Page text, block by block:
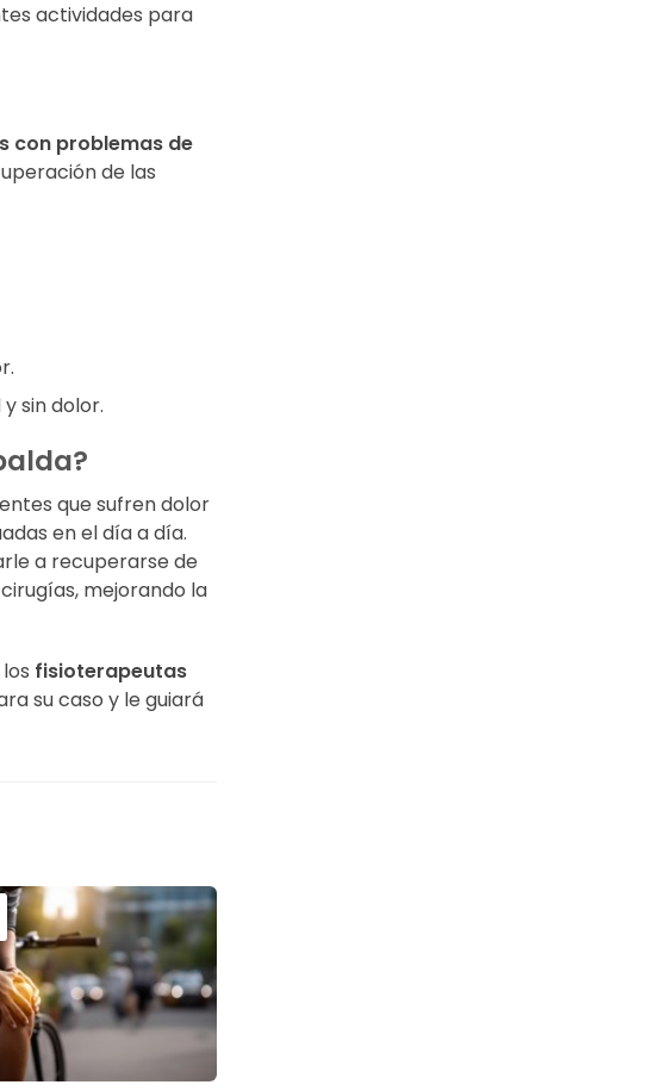
actividades para
con problemas de
de las
sin dolor.
que sufren dolor
en el día a día.
a recuperarse de
mejorando la
fisioterapeutas
su caso y le guiará